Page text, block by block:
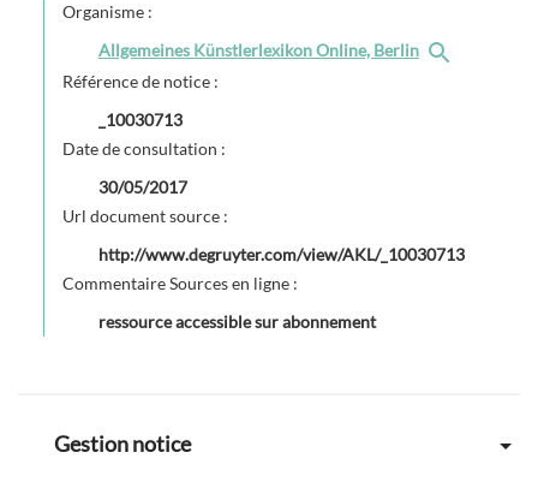
Organisme :
Allgemeines Künstlerlexikon Online, Berlin
Référence de notice :
_10030713
Date de consultation :
30/05/2017
Url document source :
http://www.degruyter.com/view/AKL/_10030713
Commentaire Sources en ligne :
ressource accessible sur abonnement
Gestion notice